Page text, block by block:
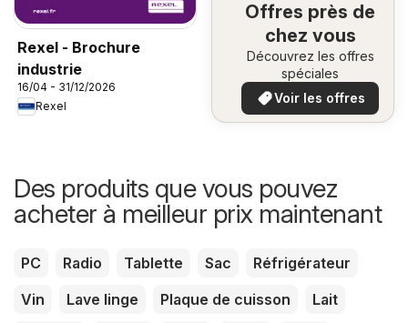
Rexel - Brochure
industrie
16/04 - 31/12/2026
Rexel
Offres près de
chez vous
Découvrez les offres
spéciales
Voir les offres
Des produits que vous pouvez
acheter à meilleur prix maintenant
PC Radio Tablette Sac
Réfrigérateur
Vin
Lave linge Plaque de cuisson
Lait